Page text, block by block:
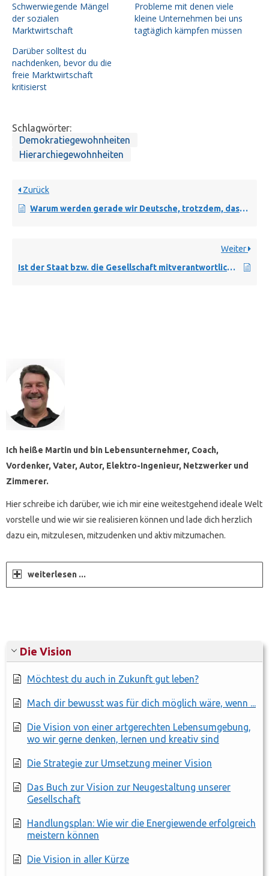
Ich heiße Martin und bin Lebensunternehmer, Coach,
Vordenker, Vater, Autor, Elektro-Ingenieur, Netzwerker und
Zimmerer.
Hier schreibe ich darüber, wie ich mir eine weitestgehend ideale Welt
vorstelle und wie wir sie realisieren können und lade dich herzlich
dazu ein, mitzulesen, mitzudenken und aktiv mitzumachen.
weiterlesen ...
Die Vision
Möchtest du auch in Zukunft gut leben?
Mach dir bewusst was für dich möglich wäre, wenn ...
Die Vision von einer artgerechten Lebensumgebung,
wo wir gerne denken, lernen und kreativ sind
Die Strategie zur Umsetzung meiner Vision
Das Buch zur Vision zur Neugestaltung unserer
Gesellschaft
Handlungsplan: Wie wir die Energiewende erfolgreich
meistern können
Die Vision in aller Kürze
Schwerwiegende Mängel
der sozialen
Marktwirtschaft
Probleme mit denen viele
kleine Unternehmen bei uns
tagtäglich kämpfen müssen
Darüber solltest du
nachdenken, bevor du die
freie Marktwirtschaft
kritisierst
Schlagwörter:
Demokratiegewohnheiten
Hierarchiegewohnheiten
Zurück
Warum werden gerade wir Deutsche, trotzdem, dass wir fleißig und sparsam sind, immer ärmer ?
Weiter
Ist der Staat bzw. die Gesellschaft mitverantwortlich für unsere hohe Arbeitslosigkeit ?